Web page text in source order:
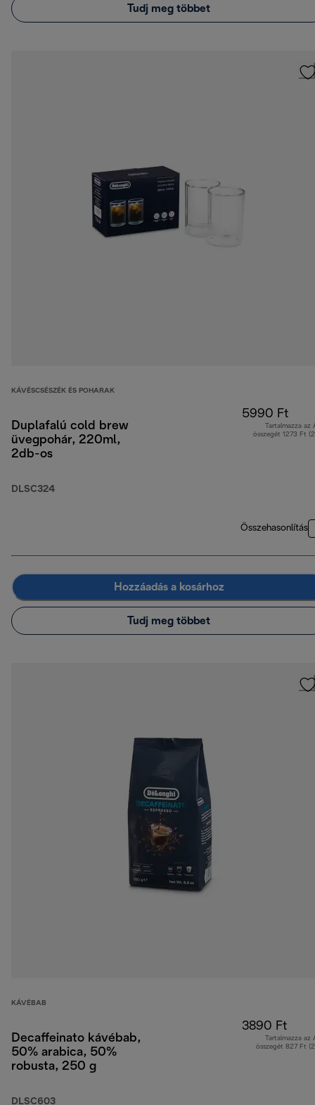
Tudj meg többet
KÁVÉSCSÉSZÉK ÉS POHARAK
Duplafalú cold brew
üvegpohár, 220ml,
2db-os
DLSC324
5990 Ft
Tartalmazza az
összegét 1273 Ft
Összehasonlítás
Hozzáadás a kosárhoz
Tudj meg többet
KÁVÉBAB
Decaffeinato kávébab,
50% arabica, 50%
robusta, 250 g
DLSC603
3890 Ft
Tartalmazza az
összegét 827 Ft